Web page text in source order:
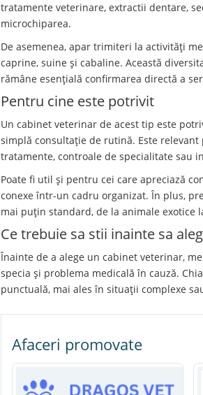
tratamente veterinare, extractii dentare,
microchiparea.
De asemenea, apar trimiteri la activități
caprine, suine și cabaline. Această
rămâne esențială confirmarea directă a
Pentru cine este potrivit
Un cabinet veterinar de acest tip este
simplă consultație de rutină. Este
tratamente, controale de specialitate sau
Poate fi util și pentru cei care apreciază
conexe într-un cadru organizat. În plus,
mai puțin standard, de la animale exotice
Ce trebuie sa stii inainte sa
Înainte de a alege un cabinet veterinar,
specia și problema medicală în cauză.
punctuală, mai ales în situații complexe
Afaceri promovate